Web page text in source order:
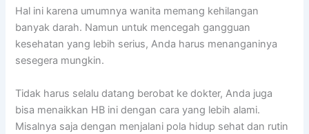
Hal ini karena umumnya wanita memang kehilangan
banyak darah. Namun untuk mencegah gangguan
kesehatan yang lebih serius, Anda harus menanganinya
sesegera mungkin.
Tidak harus selalu datang berobat ke dokter, Anda juga
bisa menaikkan HB ini dengan cara yang lebih alami.
Misalnya saja dengan menjalani pola hidup sehat dan rutin